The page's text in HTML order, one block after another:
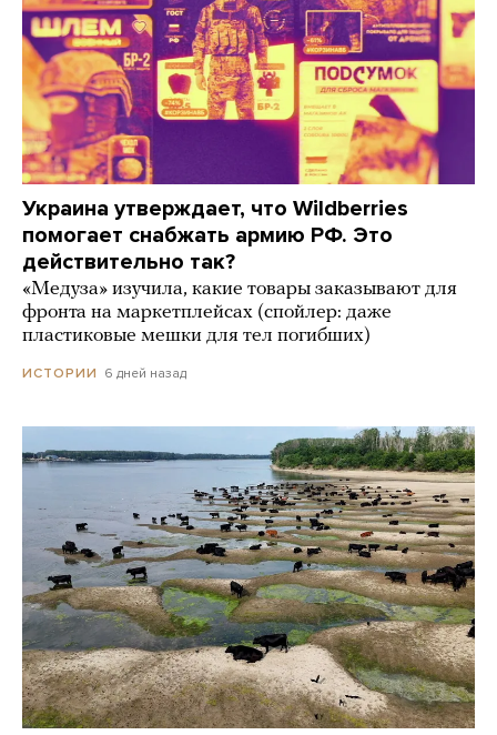
Украина утверждает, что Wildberries
помогает снабжать армию РФ. Это
действительно так?
«Медуза» изучила, какие товары заказывают для
фронта на маркетплейсах (спойлер: даже
пластиковые мешки для тел погибших)
ИСТОРИИ 6 дней назад